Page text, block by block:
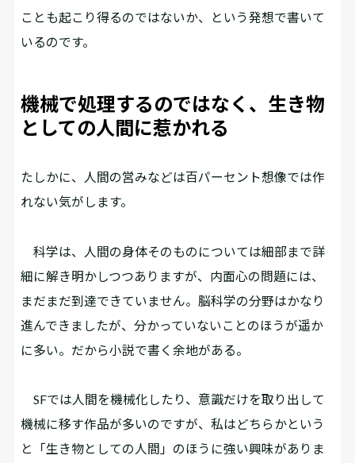
ことも起こり得るのではないか、という発想で書いて
いるのです。
機械で処理するのではなく、生き物
としての人間に惹かれる
――たしかに、人間の営みなどは百パーセント想像では作
れない気がします。
科学は、人間の身体そのものについては細部まで詳
細に解き明かしつつありますが、内面――心の問題には、
まだまだ到達できていません。脳科学の分野はかなり
進んできましたが、分かっていないことのほうが遥か
に多い。だから小説で書く余地がある。
SFでは人間を機械化したり、意識だけを取り出して
機械に移す作品が多いのですが、私はどちらかという
と「生き物としての人間」のほうに強い興味がありま